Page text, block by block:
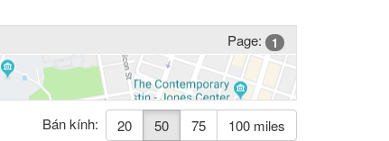
Page: 1
20 50 75 100 miles
Bán kính: